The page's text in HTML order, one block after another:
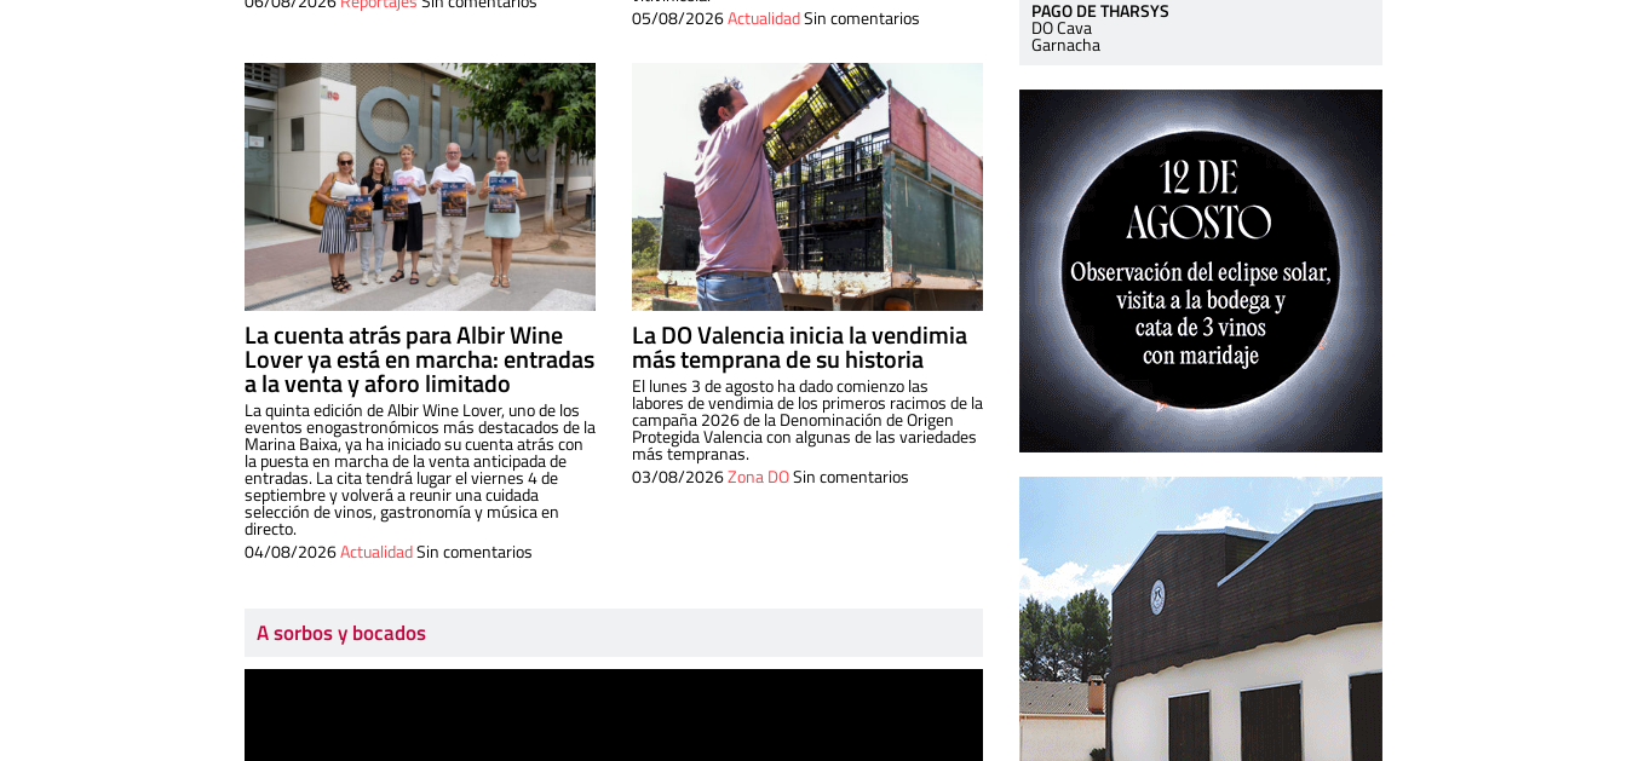
05/08/2026ActualidadSin comentarios
La cuenta atrás para Albir Wine
Lover ya está en marcha: entradas
a la venta y aforo limitado
La quinta edición de Albir Wine Lover, uno de los
eventos enogastronómicos más destacados de la
Marina Baixa, ya ha iniciado su cuenta atrás con
la puesta en marcha de la venta anticipada de
entradas. La cita tendrá lugar el viernes 4 de
septiembre y volverá a reunir una cuidada
selección de vinos, gastronomía y música en
directo.
04/08/2026ActualidadSin comentarios
La DO Valencia inicia la vendimia
más temprana de su historia
El lunes 3 de agosto ha dado comienzo las
labores de vendimia de los primeros racimos de la
campaña 2026 de la Denominación de Origen
Protegida Valencia con algunas de las variedades
más tempranas.
03/08/2026Zona DOSin comentarios
A sorbos y bocados
PAGO DE THARSYS
DO Cava
Garnacha